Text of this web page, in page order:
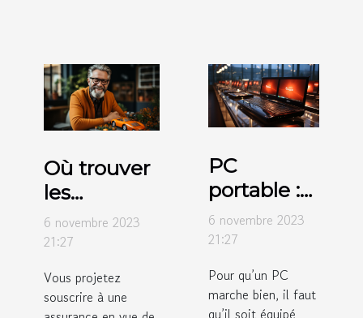
Où trouver
les
différents
types
détaillés ?
6 novembre 2023
21:27
Vous projetez
souscrire à une
PC
portable :
pourquoi
choisir
un
Windows
6 novembre 2023
21:27
Pour qu’un PC
marche bien, il faut
qu’il soit équipé